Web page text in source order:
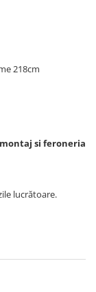
218cm
si feroneria
lucrătoare.